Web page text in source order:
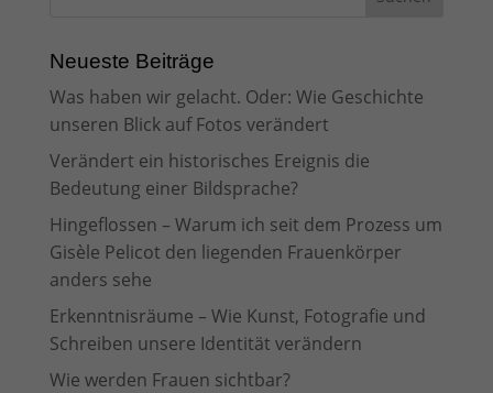
Neueste Beiträge
Was haben wir gelacht. Oder: Wie Geschichte
unseren Blick auf Fotos verändert
Verändert ein historisches Ereignis die
Bedeutung einer Bildsprache?
Hingeflossen – Warum ich seit dem Prozess um
Gisèle Pelicot den liegenden Frauenkörper
anders sehe
Erkenntnisräume – Wie Kunst, Fotografie und
Schreiben unsere Identität verändern
Wie werden Frauen sichtbar?